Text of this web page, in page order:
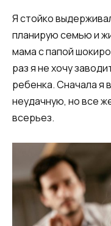
Я стойко
планирую семью и
мама с папой
раз я не хочу
ребенка. Сначала я
неудачную, но все
всерьез.